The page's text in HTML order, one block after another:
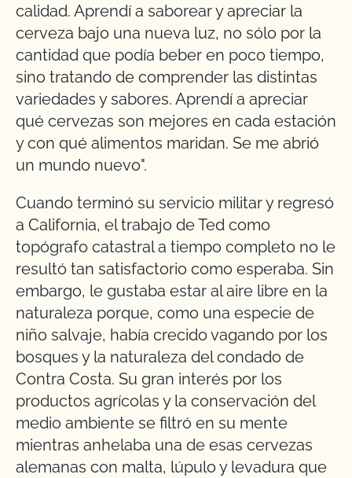
calidad. Aprendí a saborear y apreciar la
cerveza bajo una nueva luz, no sólo por la
cantidad que podía beber en poco tiempo,
sino tratando de comprender las distintas
variedades y sabores. Aprendí a apreciar
qué cervezas son mejores en cada estación
y con qué alimentos maridan. Se me abrió
un mundo nuevo".
Cuando terminó su servicio militar y regresó
a California, el trabajo de Ted como
topógrafo catastral a tiempo completo no le
resultó tan satisfactorio como esperaba. Sin
embargo, le gustaba estar al aire libre en la
naturaleza porque, como una especie de
niño salvaje, había crecido vagando por los
bosques y la naturaleza del condado de
Contra Costa. Su gran interés por los
productos agrícolas y la conservación del
medio ambiente se filtró en su mente
mientras anhelaba una de esas cervezas
alemanas con malta, lúpulo y levadura que